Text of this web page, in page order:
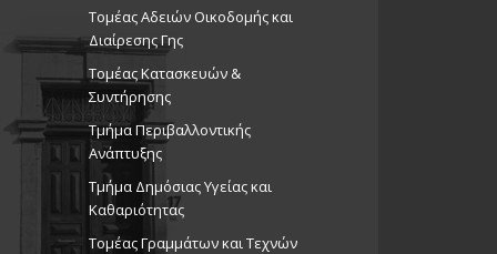
Τομέας Αδειών Οικοδομής και
Διαίρεσης Γης
Τομέας Κατασκευών &
Συντήρησης
Τμήμα Περιβαλλοντικής
Ανάπτυξης
Tμήμα Δημόσιας Υγείας και
Καθαριότητας
Τομέας Γραμμάτων και Τεχνών